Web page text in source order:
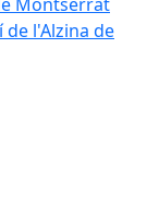
l'Alzina de